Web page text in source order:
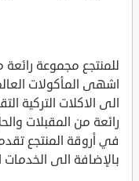
للمنتجع مجموعة
اشهى المأكولات
الى الاكلات التركية
رائعة من المقبلات
في أروقة المنتجع
بالإضافة الى